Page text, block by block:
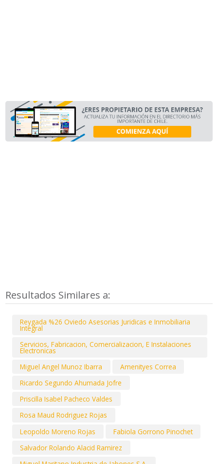
Resultados Similares a:
Reygada %26 Oviedo Asesorias Juridicas e Inmobiliaria
Integral
Servicios, Fabricacion, Comercializacion, E Instalaciones
Electronicas
Miguel Angel Munoz Ibarra
Amenityes Correa
Ricardo Segundo Ahumada Jofre
Priscilla Isabel Pacheco Valdes
Rosa Maud Rodriguez Rojas
Leopoldo Moreno Rojas
Fabiola Gorrono Pinochet
Salvador Rolando Alacid Ramirez